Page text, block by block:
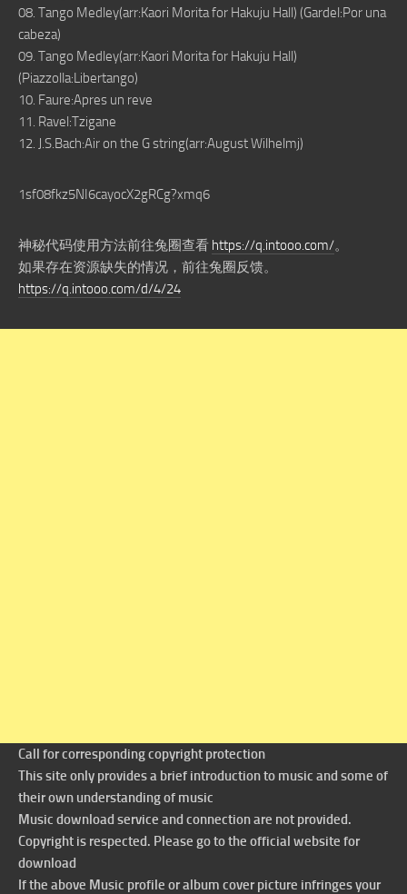
08. Tango Medley(arr:Kaori Morita for Hakuju Hall) (Gardel:Por una
cabeza)
09. Tango Medley(arr:Kaori Morita for Hakuju Hall)
(Piazzolla:Libertango)
10. Faure:Apres un reve
11. Ravel:Tzigane
12. J.S.Bach:Air on the G string(arr:August Wilhelmj)
1sf08fkz5NI6cayocX2gRCg?xmq6
神秘代码使用方法前往兔圈查看 https://q.intooo.com/。
如果存在资源缺失的情况，前往兔圈反馈。
https://q.intooo.com/d/4/24
Call for corresponding copyright protection
This site only provides a brief introduction to music and some of
their own understanding of music
Music download service and connection are not provided.
Copyright is respected. Please go to the official website for
download
If the above Music profile or album cover picture infringes your